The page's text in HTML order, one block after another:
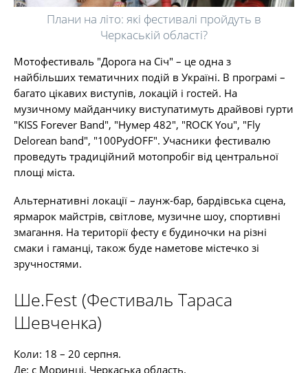
Плани на літо: які фестивалі пройдуть в
Черкаській області?
Мотофестиваль "Дорога на Січ" – це одна з
найбільших тематичних подій в Україні. В програмі –
багато цікавих виступів, локацій і гостей. На
музичному майданчику виступатимуть драйвові гурти
"KISS Forever Band", "Нумер 482", "ROCK You", "Fly
Delorean band", "100PydOFF". Учасники фестивалю
проведуть традиційний мотопробіг від центральної
площі міста.
Альтернативні локації – лаунж-бар, бардівська сцена,
ярмарок майстрів, світлове, музичне шоу, спортивні
змагання. На території фесту є будиночки на різні
смаки і гаманці, також буде наметове містечко зі
зручностями.
Ше.Fest (Фестиваль Тараса
Шевченка)
Коли: 18 – 20 серпня.
Де: с Моринці, Черкаська область.